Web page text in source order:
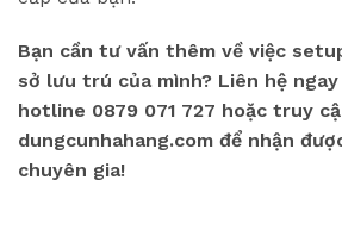
Bạn cần tư vấn thêm về việc
sở lưu trú của mình? Liên hệ
hotline 0879 071 727 hoặc truy
dungcunhahang.com để nhận
chuyên gia!